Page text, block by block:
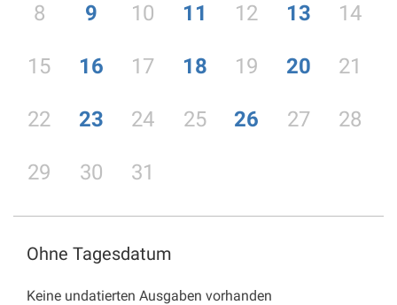
8 9 10 11 12 13 14
15 16 17 18 19 20 21
22 23 24 25 26 27 28
29 30 31
Ohne Tagesdatum
Keine undatierten Ausgaben vorhanden